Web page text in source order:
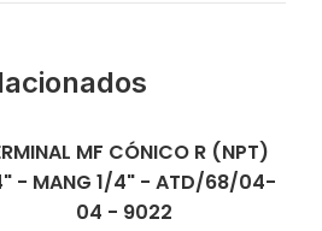
MF CÓNICO R (NPT)
- MANG 1/4" - ATD/68/04-
04 - 9022